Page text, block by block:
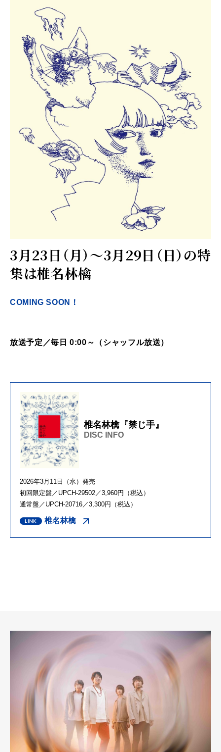
3月23日（月）～3月29日（日）の特
集は椎名林檎
COMING SOON！
放送予定／毎日 0:00～（シャッフル放送）
椎名林檎『禁じ手』
DISC INFO
2026年3月11日（水）発売
初回限定盤／UPCH-29502／3,960円（税込）
通常盤／UPCH-20716／3,300円（税込）
椎名林檎